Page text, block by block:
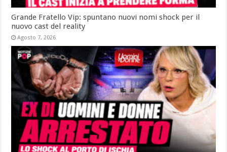
Grande Fratello Vip: spuntano nuovi nomi shock per il
nuovo cast del reality
Agosto 7, 2026